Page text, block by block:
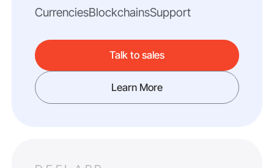
CurrenciesBlockchainsSupport
Talk to sales
Learn More